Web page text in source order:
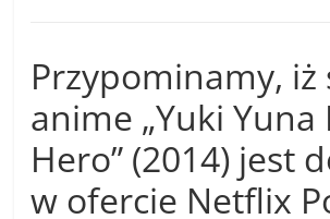
Przypominamy, iż
anime „Yuki Yuna
Hero” (2014) jest
w ofercie Netflix